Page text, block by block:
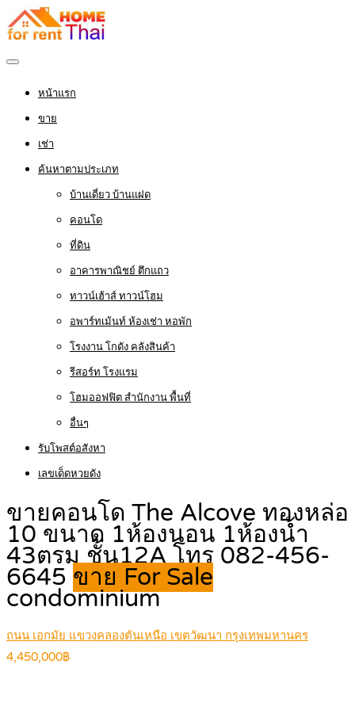
หน้าแรก
ขาย
เช่า
ค้นหาตามประเภท
บ้านเดี่ยว บ้านแฝด
คอนโด
ที่ดิน
อาคารพาณิชย์ ตึกแถว
ทาวน์เฮ้าส์ ทาวน์โฮม
อพาร์ทเม้นท์ ห้องเช่า หอพัก
โรงงาน โกดัง คลังสินค้า
รีสอร์ท โรงแรม
โฮมออฟฟิต สำนักงาน พื้นที่
อื่นๆ
รับโพสต์อสังหา
เลขเด็ดหวยดัง
ขายคอนโด The Alcove ทองหล่อ
10 ขนาด 1ห้องนอน 1ห้องน้ำ
43ตรม ชั้น12A โทร 082-456-
6645 ขาย For Sale
condominium
ถนน เอกมัย แขวงคลองตันเหนือ เขตวัฒนา กรุงเทพมหานคร
4,450,000฿